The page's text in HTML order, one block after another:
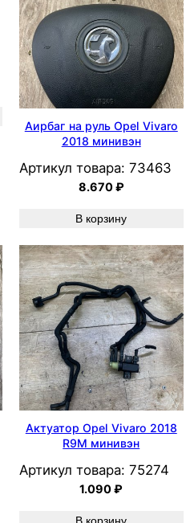
Аирбаг на руль Opel Vivaro
2018 минивэн
Артикул товара: 73463
8.670₽
В корзину
Актуатор Opel Vivaro 2018
R9M минивэн
Артикул товара: 75274
1.090₽